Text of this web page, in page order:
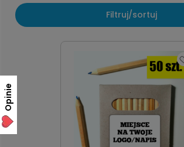
Filtruj/sortuj
Opinie